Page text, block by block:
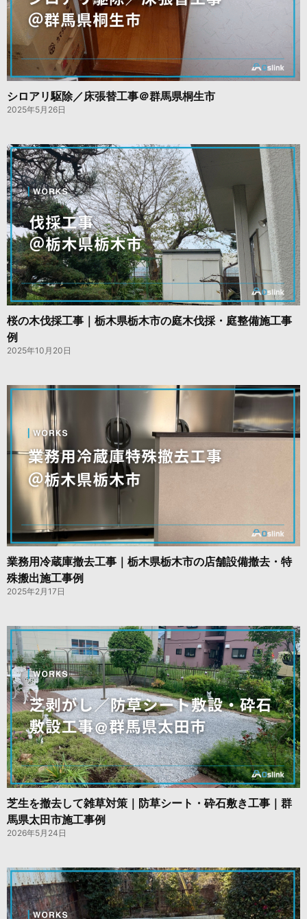
シロアリ駆除／床張替工事＠群馬県桐生市
2025年5月26日
桜の木伐採工事｜栃木県栃木市の庭木伐採・庭整備施工事
例
2025年10月20日
業務用冷蔵庫撤去工事｜栃木県栃木市の店舗設備撤去・特
殊搬出施工事例
2025年2月17日
芝生を撤去して雑草対策｜防草シート・砕石敷き工事｜群
馬県太田市施工事例
2026年5月24日